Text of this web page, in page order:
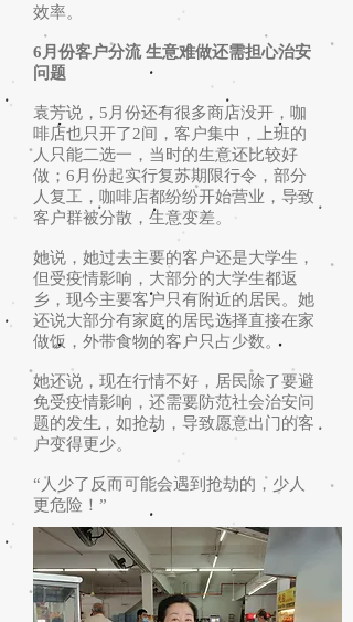
效率。
6月份客户分流 生意难做还需担心治安
问题
袁芳说，5月份还有很多商店没开，咖
啡店也只开了2间，客户集中，上班的
人只能二选一，当时的生意还比较好
做；6月份起实行复苏期限行令，部分
人复工，咖啡店都纷纷开始营业，导致
客户群被分散，生意变差。
她说，她过去主要的客户还是大学生，
但受疫情影响，大部分的大学生都返
乡，现今主要客户只有附近的居民。她
还说大部分有家庭的居民选择直接在家
做饭，外带食物的客户只占少数。
她还说，现在行情不好，居民除了要避
免受疫情影响，还需要防范社会治安问
题的发生，如抢劫，导致愿意出门的客
户变得更少。
“人少了反而可能会遇到抢劫的，少人
更危险！”